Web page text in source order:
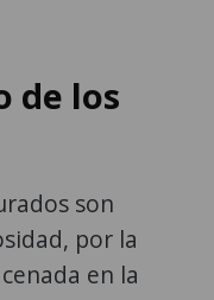
de los
son
por la
en la